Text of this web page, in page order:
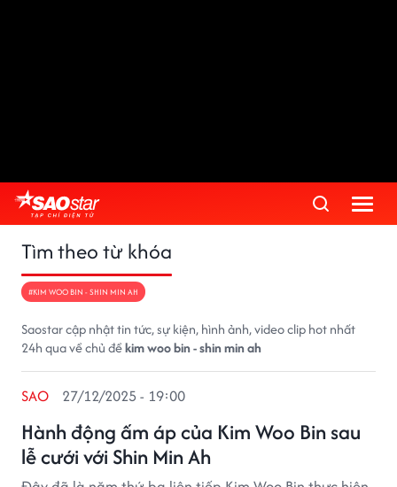
Tìm theo từ khóa
#KIM WOO BIN - SHIN MIN AH
Saostar cập nhật tin tức, sự kiện, hình ảnh, video clip hot nhất
24h qua về chủ đềkim woo bin - shin min ah
Hành động ấm áp của Kim Woo Bin sau
lễ cưới với Shin Min Ah
SAO 27/12/2025 - 19:00